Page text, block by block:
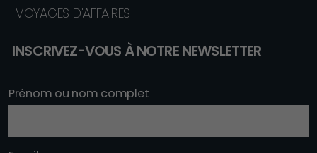
VOYAGES D'AFFAIRES
INSCRIVEZ-VOUS À NOTRE NEWSLETTER
Prénom ou nom complet